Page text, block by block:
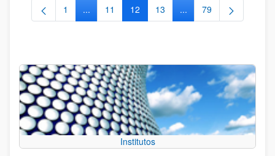
Página
1 ...Páginas intermedias Use TAB para desplazarse.
Página
11 Página
12 Página
13 ...Páginas intermedias
Página
79
Institutos